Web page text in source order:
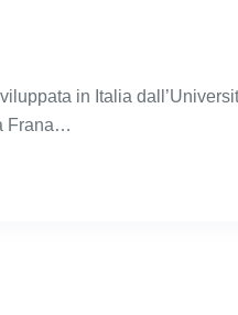
in Italia
Frana…